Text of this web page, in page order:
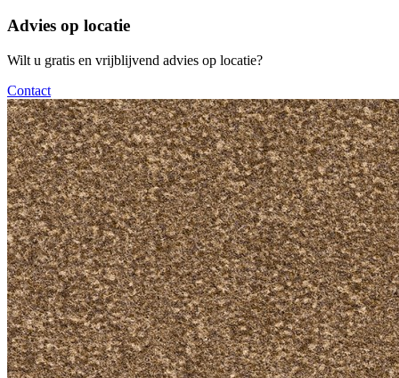
Advies op locatie
Wilt u gratis en vrijblijvend advies op locatie?
Contact